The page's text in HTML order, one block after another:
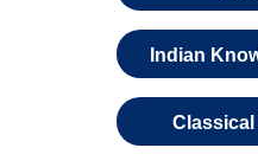
Indian